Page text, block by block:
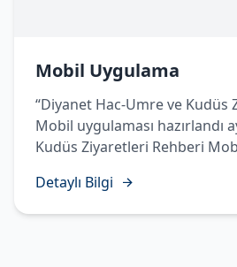
Mobil Uygulama
“Diyanet Hac-Umre ve Kudüs Ziyaretleri Rehberi”
Mobil uygulaması hazırlandı
Kudüs Ziyaretleri Rehberi
işaret diliyle hazırlanarak
istifadesine sunuldu.
Detaylı Bilgi